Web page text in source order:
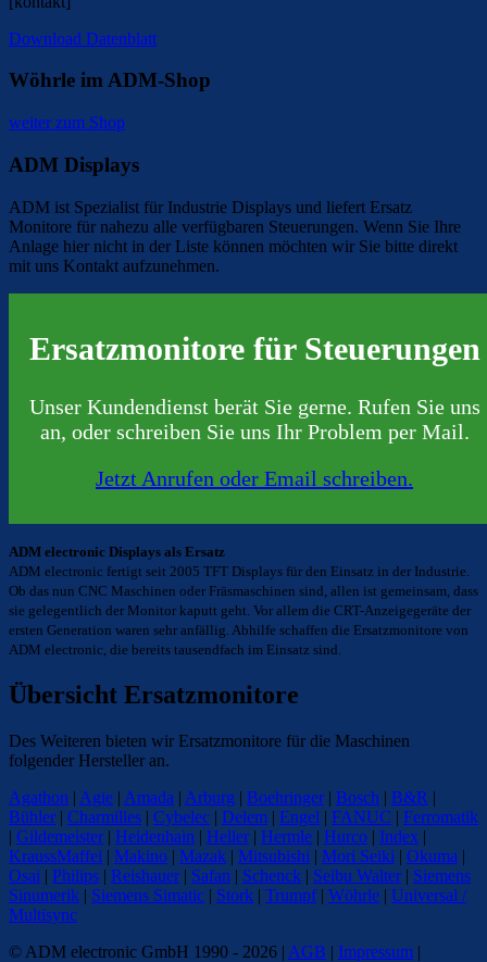
Download Datenblatt
Wöhrle im ADM-Shop
weiter zum Shop
ADM Displays
ADM ist Spezialist für Industrie Displays und liefert Ersatz
Monitore für nahezu alle verfügbaren Steuerungen. Wenn Sie Ihre
Anlage hier nicht in der Liste können möchten wir Sie bitte direkt
mit uns Kontakt aufzunehmen.
Ersatzmonitore für Steuerungen
Unser Kundendienst berät Sie gerne. Rufen Sie uns
an, oder schreiben Sie uns Ihr Problem per Mail.
Jetzt Anrufen oder Email schreiben.
ADM electronic Displays als Ersatz
ADM electronic fertigt seit 2005 TFT Displays für den Einsatz in der Industrie.
Ob das nun CNC Maschinen oder Fräsmaschinen sind, allen ist gemeinsam, dass
sie gelegentlich der Monitor kaputt geht. Vor allem die CRT-Anzeigegeräte der
ersten Generation waren sehr anfällig. Abhilfe schaffen die Ersatzmonitore von
ADM electronic, die bereits tausendfach im Einsatz sind.
Übersicht Ersatzmonitore
Des Weiteren bieten wir Ersatzmonitore für die Maschinen
folgender Hersteller an.
Agathon | Agie | Amada | Arburg | Boehringer| Bosch | B&R |
Bühler| Charmilles | Cybelec | Delem | Engel | FANUC | Ferromatik
| Gildemeister| Heidenhain | Heller| Hermle | Hurco | Index |
KraussMaffei | Makino | Mazak | Mitsubishi | Mori Seiki | Okuma |
Osai | Philips | Reishauer| Safan | Schenck | Seibu Walter| Siemens
Sinumerik | Siemens Simatic | Stork | Trumpf| Wöhrle | Universal /
Multisync
© ADM electronic GmbH 1990 - 2026 | AGB | Impressum |